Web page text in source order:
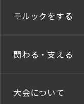
モルックをする
関わる・支える
大会について